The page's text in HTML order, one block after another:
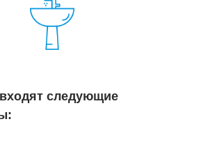
следующие